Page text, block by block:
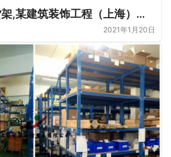
中A货架,挂衣杆货架,某建筑装饰工程（上海）有限公司—皖胜仓储
2021年1月20日